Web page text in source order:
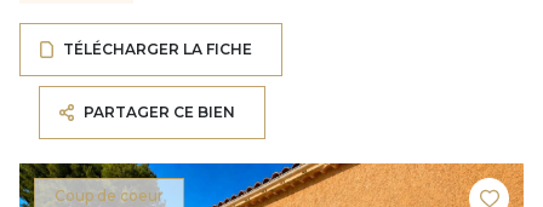
TÉLÉCHARGER LA FICHE
PARTAGER CE BIEN
Coup de coeur